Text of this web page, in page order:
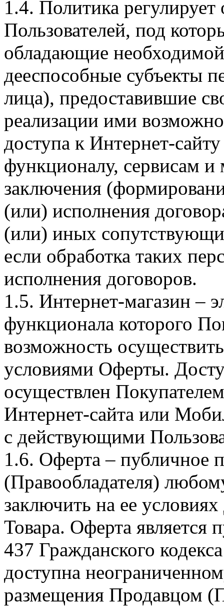
1.4. Политика
Пользователей, под
обладающие
дееспособные субъекты
лица), предоставившие
реализации ими
доступа к Интернет-
функционалу, сервисам и
заключения
(или) исполнения
(или) иных
если обработка таких
исполнения договоров.
1.5. Интернет-магазин –
функционала которого
возможность
условиями Оферты.
осуществлен
Интернет-сайта или
с действующими
1.6. Оферта – публичное
(Правообладателя)
заключить на ее
Товара. Оферта является
437 Гражданского
доступна
размещения Продавцом